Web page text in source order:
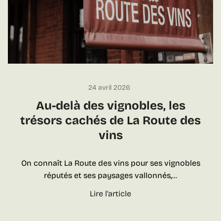
é
c
i
r
e
h
s
i
r
u
i
o
u
v
t
l
r
s
o
Au-delà des vignobles, les
trésors cachés de La Route des
vins
24 avril 2026
On connaît La Route des vins pour ses vignobles
réputés et ses paysages vallonnés,…
Lire l'articleA